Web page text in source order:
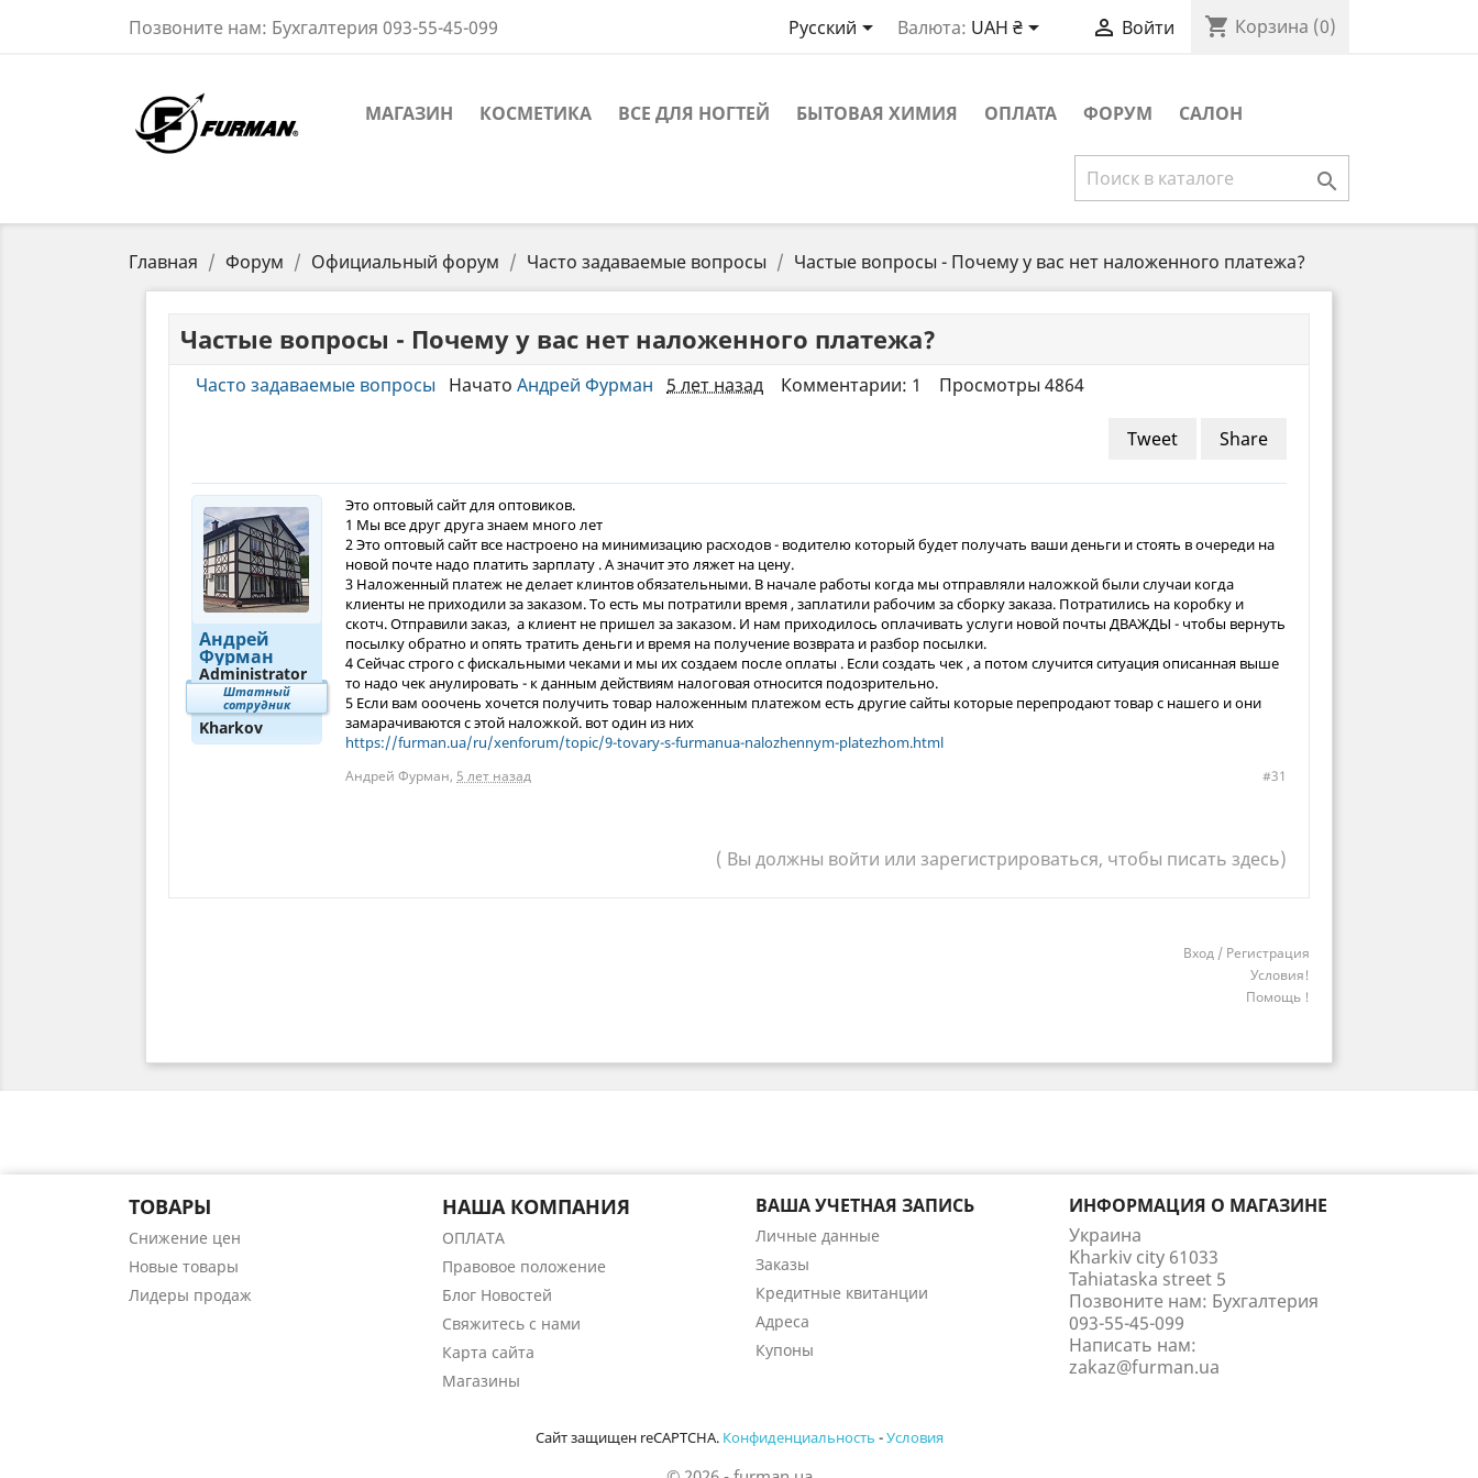
Позвоните нам: Бухгалтерия 093-55-45-099 Русский Валюта: UAH ₴  Войти shopping_cart Корзина (0)
МАГАЗИН КОСМЕТИКА ВСЕ ДЛЯ НОГТЕЙ БЫТОВАЯ ХИМИЯ ОПЛАТА ФОРУМ САЛОН

Главная Форум Официальный форум Часто задаваемые вопросы Частые вопросы - Почему у вас нет наложенного платежа?
Частые вопросы - Почему у вас нет наложенного платежа?
Часто задаваемые вопросы Начато Андрей Фурман 5 лет назад Комментарии: 1 Просмотры 4864
Tweet Share
Андрей
Фурман
Administrator
Штатный
сотрудник
Kharkov
Это оптовый сайт для оптовиков.
1 Мы все друг друга знаем много лет
2 Это оптовый сайт все настроено на минимизацию расходов - водителю который будет получать ваши деньги и стоять в очереди на
новой почте надо платить зарплату . А значит это ляжет на цену.
3 Наложенный платеж не делает клинтов обязательными. В начале работы когда мы отправляли наложкой были случаи когда
клиенты не приходили за заказом. То есть мы потратили время , заплатили рабочим за сборку заказа. Потратились на коробку и
скотч. Отправили заказ, а клиент не пришел за заказом. И нам приходилось оплачивать услуги новой почты ДВАЖДЫ - чтобы вернуть
посылку обратно и опять тратить деньги и время на получение возврата и разбор посылки.
4 Сейчас строго с фискальными чеками и мы их создаем после оплаты . Если создать чек , а потом случится ситуация описанная выше
то надо чек анулировать - к данным действиям налоговая относится подозрительно.
5 Если вам ооочень хочется получить товар наложенным платежом есть другие сайты которые перепродают товар с нашего и они
замарачиваются с этой наложкой. вот один из них
https://furman.ua/ru/xenforum/topic/9-tovary-s-furmanua-nalozhennym-platezhom.html
Андрей Фурман, 5 лет назад #31
( Вы должны войти или зарегистрироваться, чтобы писать здесь)
Вход / Регистрация
Условия!
Помощь !
ТОВАРЫ
Снижение цен
Новые товары
Лидеры продаж
НАША КОМПАНИЯ
ОПЛАТА
Правовое положение
Блог Новостей
Свяжитесь с нами
Карта сайта
Магазины
ВАША УЧЕТНАЯ ЗАПИСЬ
Личные данные
Заказы
Кредитные квитанции
Адреса
Купоны
ИНФОРМАЦИЯ О МАГАЗИНЕ
Украина
Kharkiv city 61033
Tahiataska street 5
Позвоните нам: Бухгалтерия
093-55-45-099
Написать нам:
zakaz@furman.ua
Сайт защищен reCAPTCHA. Конфиденциальность -Условия